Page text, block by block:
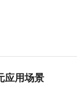
应用场景